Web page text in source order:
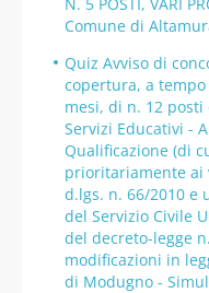
Comune di
Quiz Avviso di
copertura, a
mesi, di n. 12
Servizi Educativi -
Qualificazione (di
prioritariamente ai
d.lgs. n. 66/2010 e
del Servizio Civile
del decreto-legge
modificazioni in
di Modugno -